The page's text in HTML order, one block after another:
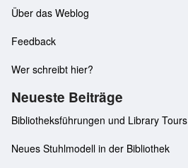
Über das Weblog
Feedback
Wer schreibt hier?
Neueste Beiträge
Bibliotheksführungen und Library Tours
Neues Stuhlmodell in der Bibliothek